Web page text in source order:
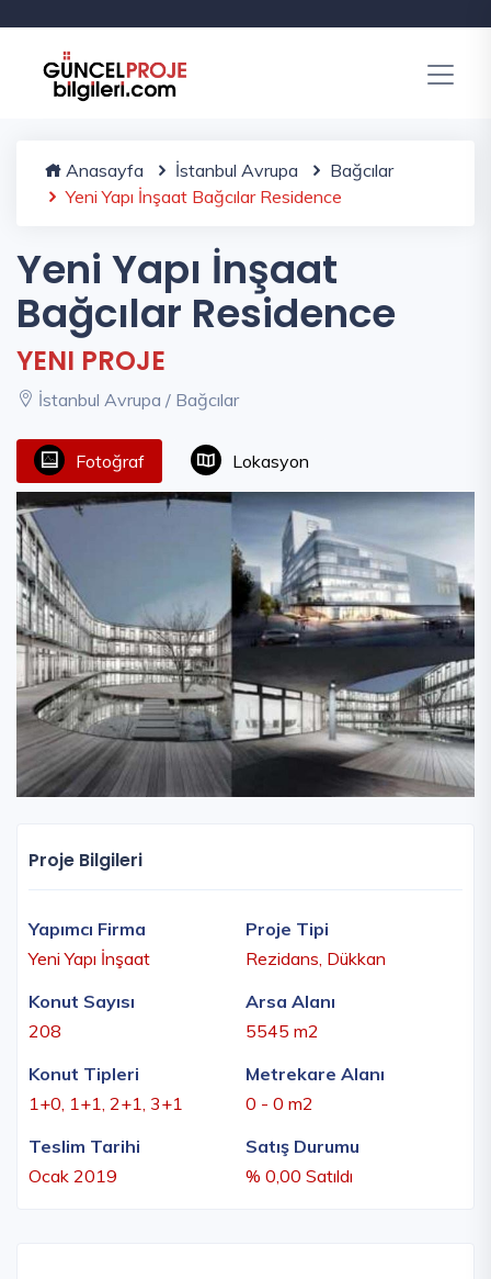
Anasayfa İstanbul Avrupa
Bağcılar
Yeni Yapı İnşaat Bağcılar Residence
Yeni Yapı İnşaat
Bağcılar Residence
YENI PROJE
İstanbul Avrupa / Bağcılar
Fotoğraf Lokasyon
Proje Bilgileri
Yapımcı Firma
Yeni Yapı İnşaat
Proje Tipi
Rezidans, Dükkan
Konut Sayısı
208
Arsa Alanı
5545 m2
Konut Tipleri
1+0, 1+1, 2+1, 3+1
Metrekare Alanı
0 - 0 m2
Teslim Tarihi
Ocak 2019
Satış Durumu
% 0,00 Satıldı